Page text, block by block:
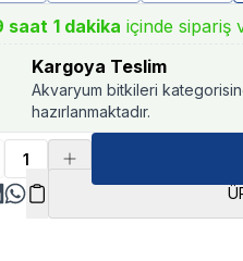
saat 1 dakika içinde sipariş
Kargoya Teslim
Akvaryum bitkileri
hazırlanmaktadır.